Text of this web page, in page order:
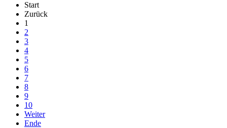
Start
Zurück
1
2
3
4
5
6
7
8
9
10
Weiter
Ende